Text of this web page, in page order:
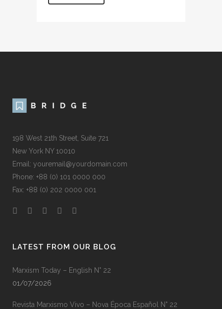
198 West 21th Street, Suite 721
New York NY 10010
Email: youremail@yourdomain.com
Phone: +88 (0) 101 0000 000
Fax: +88 (0) 202 0000 001
LATEST FROM OUR BLOG
Marxism Today – English N° 22
01/07/2026
Revista Marxismo Vivo – Nova Época Español N° 22